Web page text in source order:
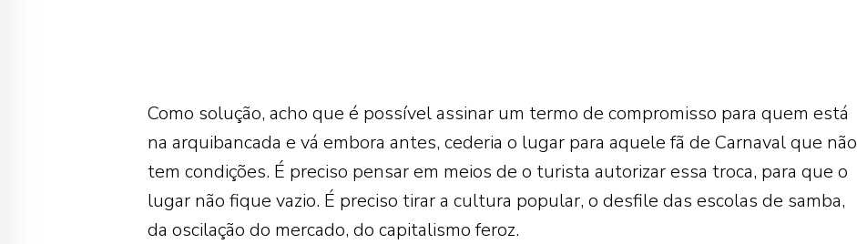
Como solução, acho que é possível assinar um termo de compromisso para quem está
na arquibancada e vá embora antes, cederia o lugar para aquele fã de Carnaval que não
tem condições. É preciso pensar em meios de o turista autorizar essa troca, para que o
lugar não fique vazio. É preciso tirar a cultura popular, o desfile das escolas de samba,
da oscilação do mercado, do capitalismo feroz.